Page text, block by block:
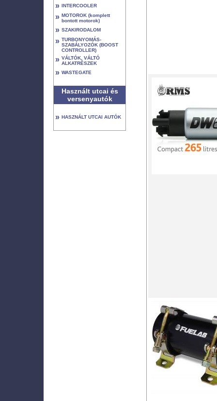
» INTERCOOLER
» MOTOROK (komplett
bontott motorok)
» SZAKIRODALOM
» TURBONYOMÁS-
SZABÁLYOZÓK (BOOST
CONTROLLER)
» VÁLTÓK, VÁLTÓ
ALKATRÉSZEK
» WASTEGATE
Használt utcai és
versenyautók
» HASZNÁLT UTCAI AUTÓK